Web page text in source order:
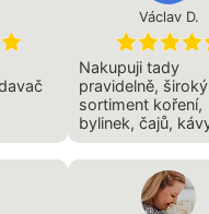
Václav D.
Nakupuji tady
pravidelně, široký
sortiment koření,
bylinek, čajů,